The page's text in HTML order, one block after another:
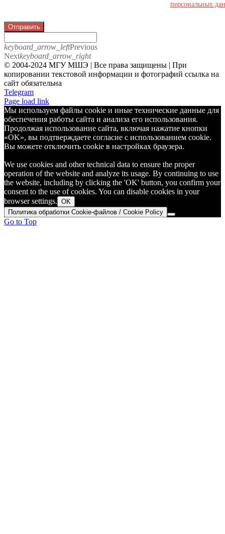
персональных
Отправить
keyboard_arrow_leftPrevious
Nextkeyboard_arrow_right
© 2004-2024 МГУ МШЭ | Все права защищены | При
копировании текстовой информации и фотографий ссылка на
сайт обязательна
Telegram
Page load link
Мы используем файлы cookie и иные технические данные для
обеспечения работы сайта и анализа его использования.
Продолжая использование сайта, включая нажатие кнопки
«OK», вы подтверждаете согласие с использованием cookie.
Вы можете отключить cookie в настройках браузера.
We use cookies and other technical data to ensure the proper
operation of the website and analyze its usage. By continuing to use
the website, including by clicking the 'OK' button, you confirm your
consent to the use of cookies. You can disable cookies in your
browser settings. OK
Политика обработки Cookie-файлов / Cookie Policy
Go to Top